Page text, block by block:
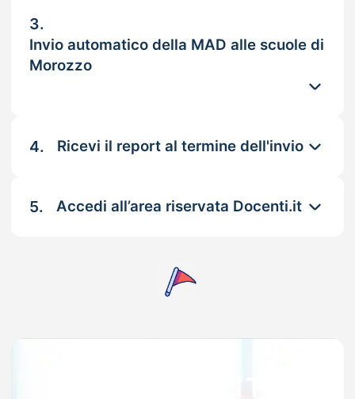
3.
Invio automatico della MAD alle scuole di
Morozzo
4. Ricevi il report al termine dell'invio
5. Accedi all’area riservata Docenti.it